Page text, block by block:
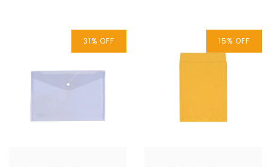
31% OFF 15% OFF